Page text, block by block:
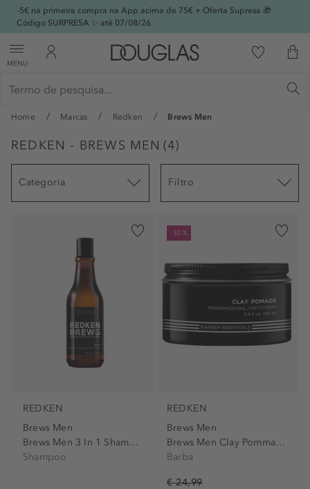
-5€ na primeira compra na App acima de 75€ + Oferta Supresa 🎁
Código SURPRESA ✨ até 07/08/26
MENU
Home Marcas Redken Brews Men
REDKEN - BREWS MEN (4)
Categoria Filtro
REDKEN
Brews Men
Brews Men 3 In 1 Shampoo
Shampoo
-30%
REDKEN
Brews Men
Brews Men Clay Pommade
Barba
€ 24,99